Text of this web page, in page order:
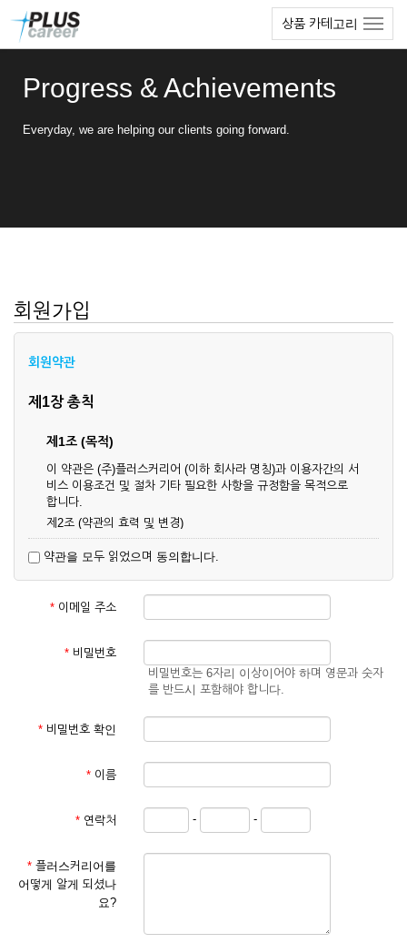
상품 카테고리
Progress & Achievements
Everyday, we are helping our clients going forward.
회원가입
회원약관
제1장 총칙
제1조 (목적)
이 약관은 (주)플러스커리어 (이하 회사라 명칭)과 이용자간의 서
비스 이용조건 및 절차 기타 필요한 사항을 규정함을 목적으로
합니다.
제2조 (약관의 효력 및 변경)
업상 중요 하거나 합리적인 사유가 발생할 경우 온라인 공사를
통하여 변경할 수 있습니다.
② 회원은 변경된 약관에 동의하지 않을 경우 서비스 이용을 중
단하고 이용계약을 해지할 수 있습니다. 약관의 효력 발생일 이
것으로 간주됩니다.
제3조 (약관의 외 준칙)
관계법령의 규정에 따릅니다.
① 서비스 이용계약은 서비스 이용 희망자가 본 약관에 동의한
를 심사, 승낙함으로써 성립하며, 회사는 신청자의 실명 확인 절
차를 밟을 수 있습니다.
② 회원가입시 입력한 ID는 변경할 수 없으며, 회원 1인당 한 개
의 ID가 발급됩니다. 부득이한 경우로 인해 변경하고자 하는 경
약관을 모두 읽었으며 동의합니다.
* 이메일 주소
* 비밀번호
비밀번호는 6자리 이상이어야 하며 영문과 숫자
를 반드시 포함해야 합니다.
* 비밀번호 확인
* 이름
* 연락처 - -
* 플러스커리어를
어떻게 알게 되셨나
요?